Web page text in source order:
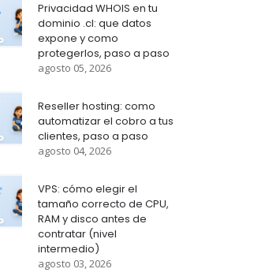
Privacidad WHOIS en tu
dominio .cl: que datos
expone y como
protegerlos, paso a paso
agosto 05, 2026
Reseller hosting: como
automatizar el cobro a tus
clientes, paso a paso
agosto 04, 2026
VPS: cómo elegir el
tamaño correcto de CPU,
RAM y disco antes de
contratar (nivel
intermedio)
agosto 03, 2026